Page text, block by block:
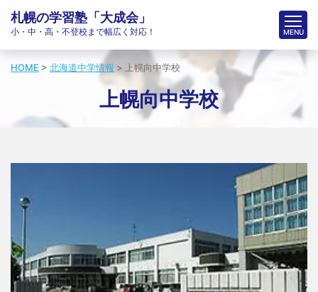
札幌の学習塾「大成会」
小・中・高・不登校まで幅広く対応！
HOME > 北海道中学情報 > 上幌向中学校
上幌向中学校